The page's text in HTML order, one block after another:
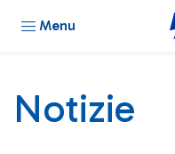
Menu
Notizie